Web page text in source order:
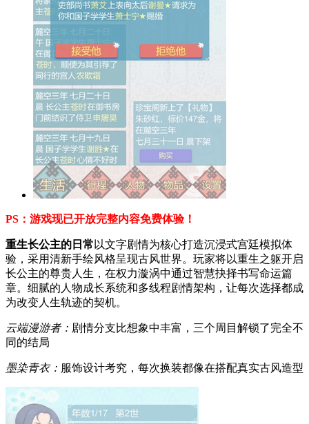
PS：游戏现已开放完整内容免费体验！
重生长公主的日常 以文字剧情为核心打造沉浸式宫廷模拟体
验，采用清新手绘风格呈现古风世界。玩家将以重生之躯开启
长公主的尊贵人生，在权力漩涡中通过智慧抉择书写命运篇
章。细腻的人物成长系统和多线程剧情架构，让每次选择都成
为改变人生轨迹的契机。
云端漫游者： 剧情分支比想象中丰富，三个周目解锁了完全不
同的结局
墨染青衣： 服饰设计考究，每次换装都像在搭配真实古风造型